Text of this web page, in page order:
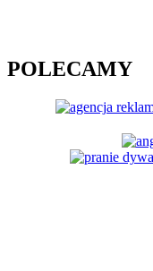
POLECAMY